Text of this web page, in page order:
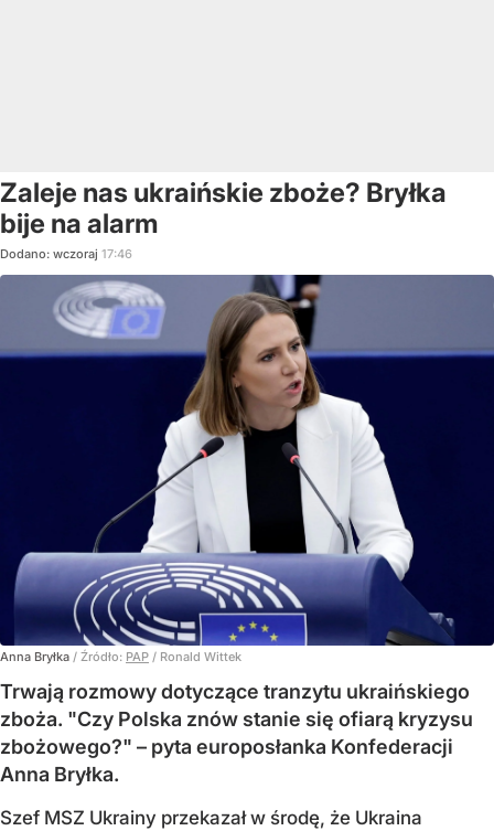
Zaleje nas ukraińskie zboże? Bryłka
bije na alarm
Dodano: wczoraj 17:46
Anna Bryłka / Źródło: PAP / Ronald Wittek
Trwają rozmowy dotyczące tranzytu ukraińskiego
zboża. "Czy Polska znów stanie się ofiarą kryzysu
zbożowego?" – pyta europosłanka Konfederacji
Anna Bryłka.
Szef MSZ Ukrainy przekazał w środę, że Ukraina